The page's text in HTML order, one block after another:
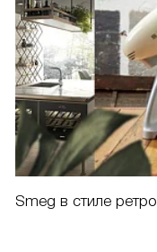
Smeg в стиле ретро